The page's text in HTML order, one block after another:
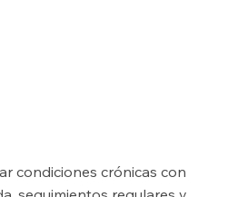
condiciones crónicas con